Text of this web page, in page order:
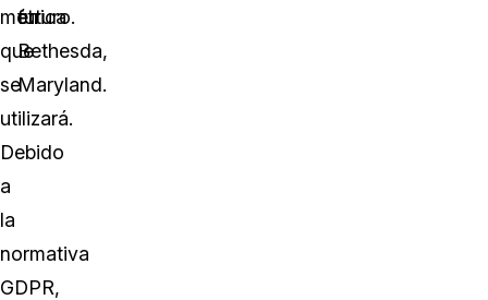
métrica
que
se
utilizará.
Debido
a
la
normativa
GDPR,
en
Bethesda,
Maryland.
futuro.